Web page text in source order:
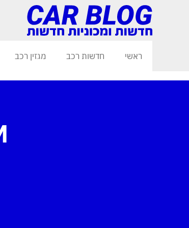
ראשי חדשות רכב מגזין רכב